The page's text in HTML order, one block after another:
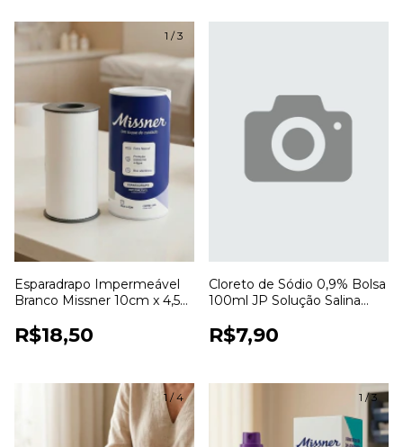
1 /3
Esparadrapo Impermeável
Branco Missner 10cm x 4,5m
R$18,50
Cloreto de Sódio 0,9% Bolsa
100ml JP Solução Salina
R$7,90
1/4 1 /3